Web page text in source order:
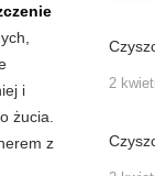
i
żucia.
z
2